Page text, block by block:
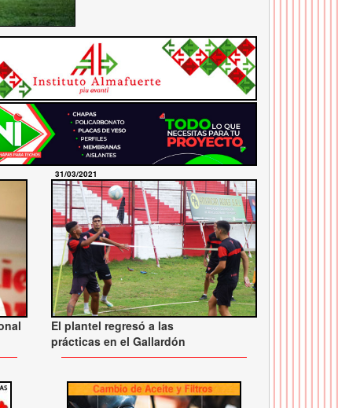
31/03/2021
El plantel regresó a las
prácticas en el Gallardón